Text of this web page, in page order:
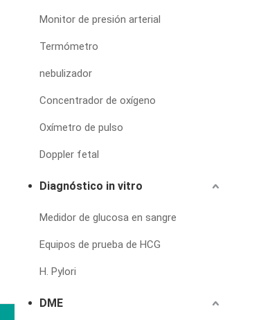
Monitor de presión arterial
Termómetro
nebulizador
Concentrador de oxígeno
Oxímetro de pulso
Doppler fetal
Diagnóstico in vitro
Medidor de glucosa en sangre
Equipos de prueba de HCG
H. Pylori
DME